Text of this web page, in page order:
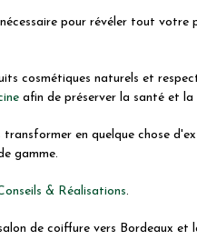
pour révéler tout
cosmétiques naturels et
afin de préserver la santé et la
en quelque chose
gamme.
& Réalisations.
de coiffure vers Bordeaux et